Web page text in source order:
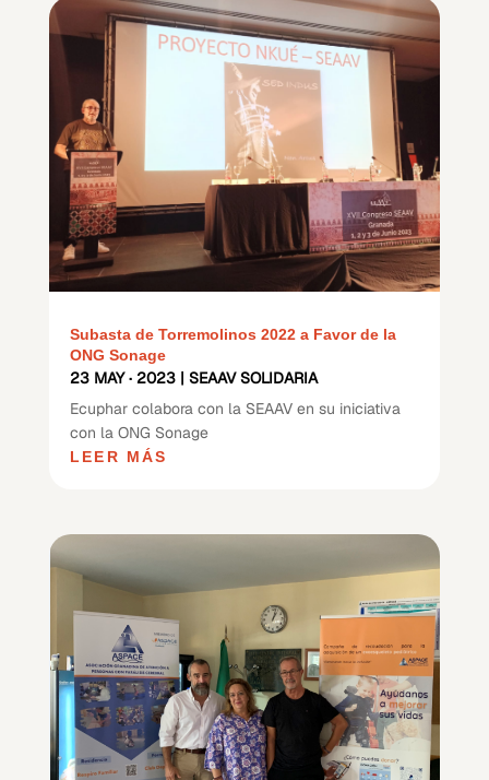
Subasta de Torremolinos 2022 a Favor de la
ONG Sonage
23 MAY · 2023| SEAAV SOLIDARIA
Ecuphar colabora con la SEAAV en su iniciativa
con la ONG Sonage
LEER MÁS